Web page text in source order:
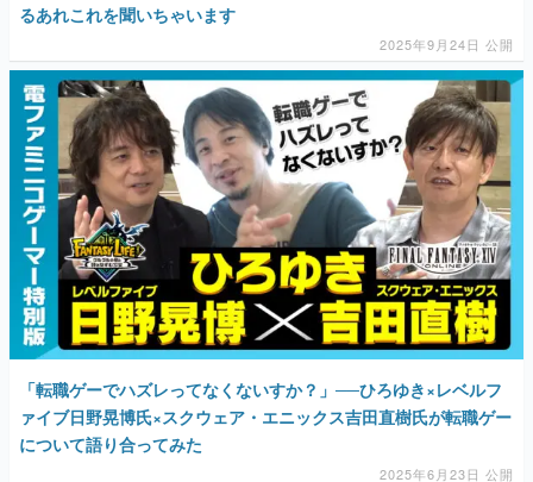
るあれこれを聞いちゃいます
2025年9月24日 公開
「転職ゲーでハズレってなくないすか？」──ひろゆき×レベルフ
ァイブ日野晃博氏×スクウェア・エニックス吉田直樹氏が転職ゲー
について語り合ってみた
2025年6月23日 公開